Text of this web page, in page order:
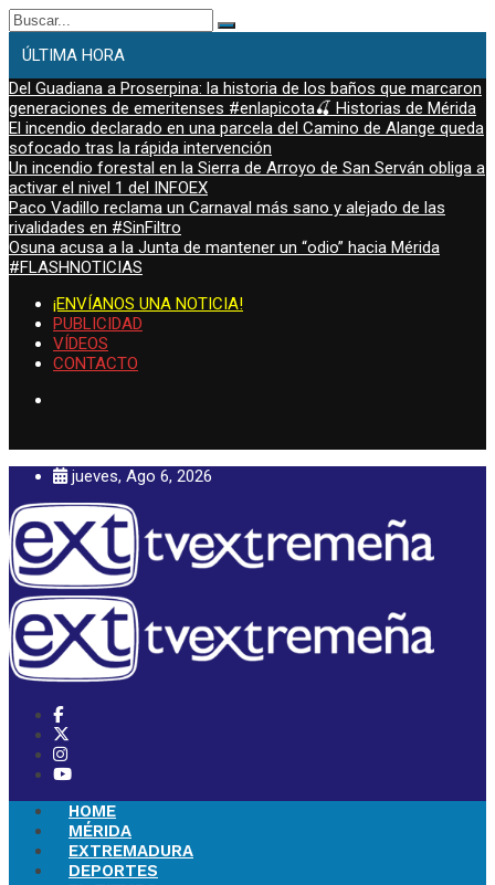
Buscar:
ÚLTIMA HORA
Del Guadiana a Proserpina: la historia de los baños que marcaron
generaciones de emeritenses #enlapicota🍒 Historias de Mérida
El incendio declarado en una parcela del Camino de Alange queda
sofocado tras la rápida intervención
Un incendio forestal en la Sierra de Arroyo de San Serván obliga a
activar el nivel 1 del INFOEX
Paco Vadillo reclama un Carnaval más sano y alejado de las
rivalidades en #SinFiltro
Osuna acusa a la Junta de mantener un “odio” hacia Mérida
#FLASHNOTICIAS
¡ENVÍANOS UNA NOTICIA!
PUBLICIDAD
VÍDEOS
CONTACTO
jueves, Ago 6, 2026
HOME
MÉRIDA
EXTREMADURA
DEPORTES